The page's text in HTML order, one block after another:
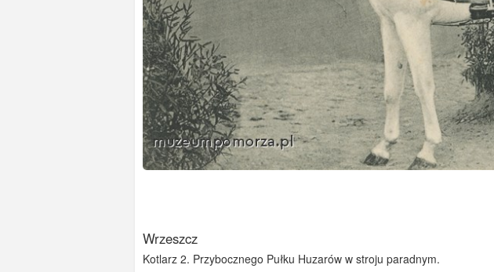
Wrzeszcz
Kotlarz 2. Przybocznego Pułku Huzarów w stroju paradnym.